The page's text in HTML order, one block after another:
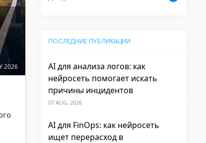
2026
ПОСЛЕДНИЕ ПУБЛИКАЦИИ
AI для анализа логов: как
нейросеть помогает искать
причины инцидентов
07 AUG, 2026
AI для FinOps: как нейросеть
ищет перерасход в